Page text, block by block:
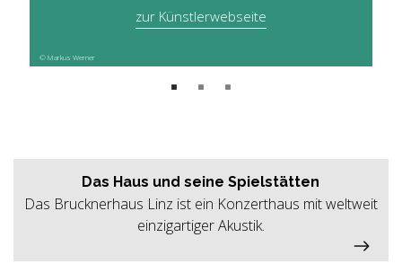
zur Künstlerwebseite
© Markus Werner
Das Haus und seine Spielstätten
Das Brucknerhaus Linz ist ein Konzerthaus mit weltweit
einzigartiger Akustik.